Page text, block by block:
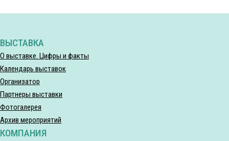
ВЫСТАВКА
О выставке. Цифры и факты
Календарь выставок
Организатор
Партнеры выставки
Фотогалерея
Архив мероприятий
КОМПАНИЯ